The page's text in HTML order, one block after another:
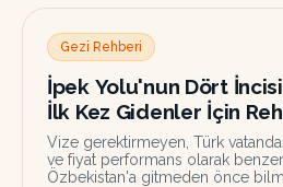
Gezi Rehberi
İpek Yolu'nun Dört
İlk Kez Gidenler İçin
Vize gerektirmeyen, Türk
ve fiyat performans olarak
Özbekistan'a gitmeden önce